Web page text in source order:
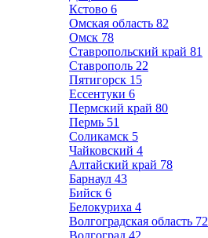
Кстово 6
Омская область 82
Омск 78
Ставропольский край 81
Ставрополь 22
Пятигорск 15
Ессентуки 6
Пермский край 80
Пермь 51
Соликамск 5
Чайковский 4
Алтайский край 78
Барнаул 43
Бийск 6
Белокуриха 4
Волгоградская область 72
Волгоград 42